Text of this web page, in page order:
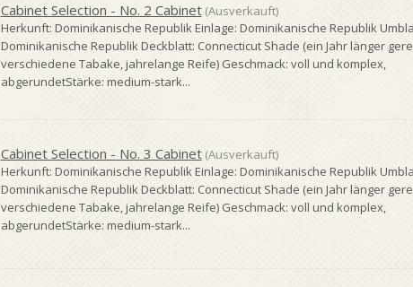
Cabinet Selection - No. 2 Cabinet (Ausverkauft)
Herkunft: Dominikanische Republik Einlage: Dominikanische Republik
Dominikanische Republik Deckblatt: Connecticut Shade (ein Jahr länger
verschiedene Tabake, jahrelange Reife) Geschmack: voll und komplex,
abgerundetStärke: medium-stark...
Cabinet Selection - No. 3 Cabinet (Ausverkauft)
Herkunft: Dominikanische Republik Einlage: Dominikanische Republik
Dominikanische Republik Deckblatt: Connecticut Shade (ein Jahr länger
verschiedene Tabake, jahrelange Reife) Geschmack: voll und komplex,
abgerundetStärke: medium-stark...